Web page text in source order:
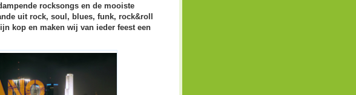
rocksongs en de mooiste
uit rock, soul, blues, funk, rock&roll
kop en maken wij van ieder feest een